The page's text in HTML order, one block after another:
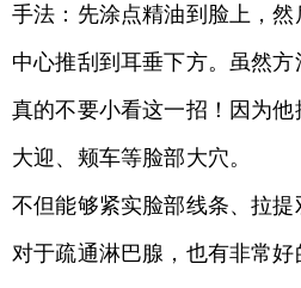
手法：先涂点精油到脸上，
中心推刮到耳垂下方。虽然
真的不要小看这一招！因为
大迎、颊车等脸部大穴。
不但能够紧实脸部线条、拉提
对于疏通淋巴腺，也有非常